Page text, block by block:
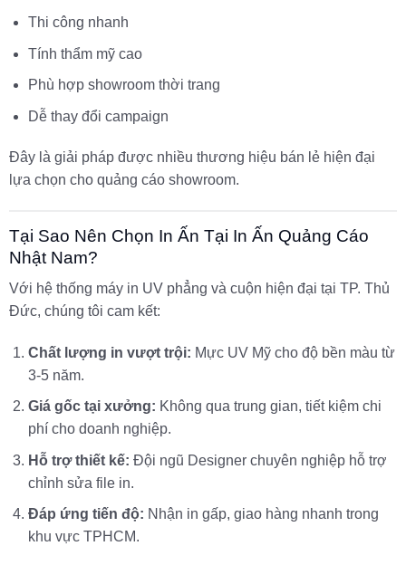
Thi công nhanh
Tính thẩm mỹ cao
Phù hợp showroom thời trang
Dễ thay đổi campaign
Đây là giải pháp được nhiều thương hiệu bán lẻ hiện đại
lựa chọn cho quảng cáo showroom.
Tại Sao Nên Chọn In Ấn Tại In Ấn Quảng Cáo
Nhật Nam?
Với hệ thống máy in UV phẳng và cuộn hiện đại tại TP. Thủ
Đức, chúng tôi cam kết:
Chất lượng in vượt trội: Mực UV Mỹ cho độ bền màu từ
3-5 năm.
Giá gốc tại xưởng: Không qua trung gian, tiết kiệm chi
phí cho doanh nghiệp.
Hỗ trợ thiết kế: Đội ngũ Designer chuyên nghiệp hỗ trợ
chỉnh sửa file in.
Đáp ứng tiến độ: Nhận in gấp, giao hàng nhanh trong
khu vực TPHCM.